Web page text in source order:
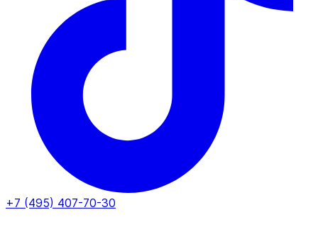
+7 (495) 407-70-30